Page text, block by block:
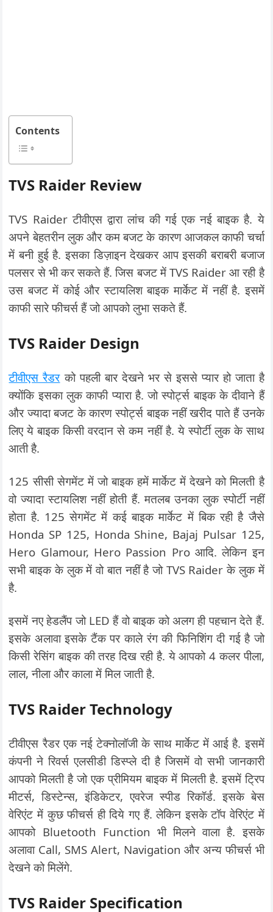
Contents
TVS Raider Review
TVS Raider टीवीएस द्वारा लांच की गई एक नई बाइक है. ये
अपने बेहतरीन लुक और कम बजट के कारण आजकल काफी चर्चा
में बनी हुई है. इसका डिज़ाइन देखकर आप इसकी बराबरी बजाज
पलसर से भी कर सकते हैं. जिस बजट में TVS Raider आ रही है
उस बजट में कोई और स्टायलिश बाइक मार्केट में नहीं है. इसमें
काफी सारे फीचर्स हैं जो आपको लुभा सकते हैं.
TVS Raider Design
टीवीएस रैडरको पहली बार देखने भर से इससे प्यार हो जाता है
क्योंकि इसका लुक काफी प्यारा है. जो स्पोर्ट्स बाइक के दीवाने हैं
और ज्यादा बजट के कारण स्पोर्ट्स बाइक नहीं खरीद पाते हैं उनके
लिए ये बाइक किसी वरदान से कम नहीं है. ये स्पोर्टी लुक के साथ
आती है.
125 सीसी सेगमेंट में जो बाइक हमें मार्केट में देखने को मिलती है
वो ज्यादा स्टायलिश नहीं होती हैं. मतलब उनका लुक स्पोर्टी नहीं
होता है. 125 सेगमेंट में कई बाइक मार्केट में बिक रही है जैसे
Honda SP 125, Honda Shine, Bajaj Pulsar 125,
Hero Glamour, Hero Passion Pro आदि. लेकिन इन
सभी बाइक के लुक में वो बात नहीं है जो TVS Raider के लुक में
है.
इसमें नए हेडलैंप जो LED हैं वो बाइक को अलग ही पहचान देते हैं.
इसके अलावा इसके टैंक पर काले रंग की फिनिशिंग दी गई है जो
किसी रेसिंग बाइक की तरह दिख रही है. ये आपको 4 कलर पीला,
लाल, नीला और काला में मिल जाती है.
TVS Raider Technology
टीवीएस रैडर एक नई टेक्नोलॉजी के साथ मार्केट में आई है. इसमें
कंपनी ने रिवर्स एलसीडी डिस्प्ले दी है जिसमें वो सभी जानकारी
आपको मिलती है जो एक प्रीमियम बाइक में मिलती है. इसमें ट्रिप
मीटर्स, डिस्टेन्स, इंडिकेटर, एवरेज स्पीड रिकॉर्ड. इसके बेस
वेरिएंट में कुछ फीचर्स ही दिये गए हैं. लेकिन इसके टॉप वेरिएंट में
आपको Bluetooth Function भी मिलने वाला है. इसके
अलावा Call, SMS Alert, Navigation और अन्य फीचर्स भी
देखने को मिलेंगे.
TVS Raider Specification